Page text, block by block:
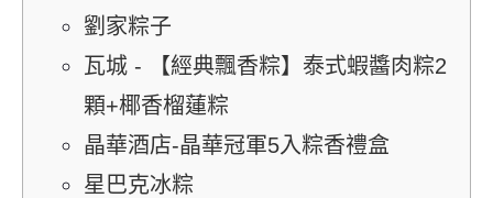
劉家粽子
瓦城 - 【經典飄香粽】泰式蝦醬肉粽2
顆+椰香榴蓮粽
晶華酒店-晶華冠軍5入粽香禮盒
星巴克冰粽